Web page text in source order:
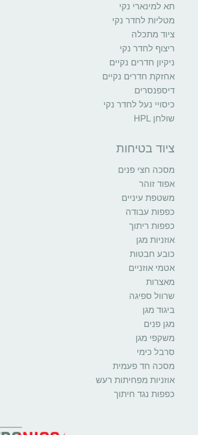
תא למינארי נקי
מטליות לחדר נקי
ציוד מתכלה
ריצוף לחדר נקי
ניקיון חדרים נקיים
אחזקת חדרים נקיים
דיספנסרים
כיסויי נעל לחדר נקי
שולחן HPL
ציוד בטיחות
מסכה חצי פנים
אפוד זוהר
משטפת עיניים
כפפות עבודה
כפפות ריתוך
אוזניות מגן
כובע חבטות
אטמי אוזניים
מאצרות
שרוול ספיגה
ביגוד מגן
מגן פנים
משקפי מגן
סרבל כימי
מסכה חד פעמית
אוזניות מפחיתות רעש
כפפות נגד חיתוך